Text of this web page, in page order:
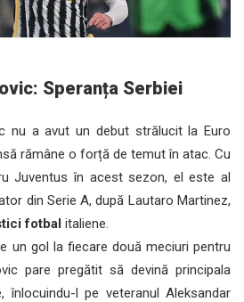
Speranța Serbiei
nu a avut un debut strălucit la Euro
rămâne o forță de temut în atac. Cu
Juventus în acest sezon, el este al
din Serie A, după Lautaro Martinez,
fotbal italiene.
un gol la fiecare două meciuri pentru
pare pregătit să devină principala
înlocuindu-l pe veteranul Aleksandar